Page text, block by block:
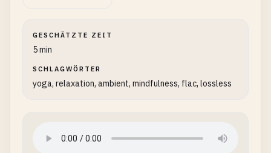
GESCHÄTZTE ZEIT
5 min
SCHLAGWÖRTER
yoga, relaxation, ambient, mindfulness, flac, lossless